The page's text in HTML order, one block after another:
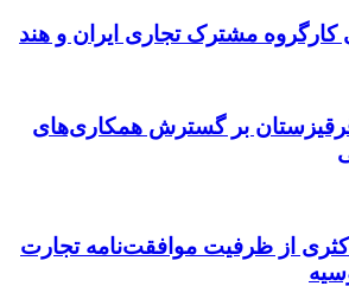
مشترک تجاری ایران و هند
قرقیزستان بر گسترش همکاری‌های
از ظرفیت موافقت‌نامه تجارت